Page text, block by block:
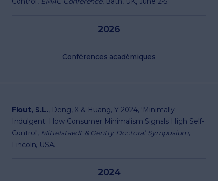
2026
Conférences académiques
Flout, S.L., Deng, X & Huang, Y 2024, 'Minimally
Indulgent: How Consumer Minimalism Signals High Self-
Control', Mittelstaedt & Gentry Doctoral Symposium,
Lincoln, USA.
2024